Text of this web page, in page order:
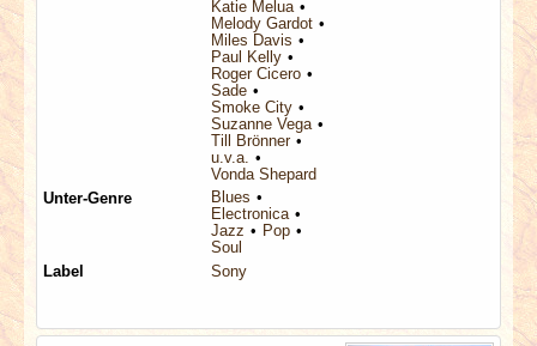
Katie Melua
Melody Gardot
Miles Davis
Paul Kelly
Roger Cicero
Sade
Smoke City
Suzanne Vega
Till Brönner
u.v.a.
Vonda Shepard
Unter-Genre
Blues
Electronica
Jazz
Pop
Soul
Label
Sony